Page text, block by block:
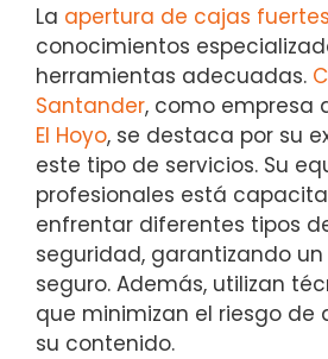
La apertura de cajas fuertes
conocimientos
herramientas adecuadas.
Santander, como empresa
El Hoyo, se destaca por su
este tipo de servicios. Su
profesionales está
enfrentar diferentes tipos
seguridad, garantizando
seguro. Además, utilizan
que minimizan el riesgo de
su contenido.